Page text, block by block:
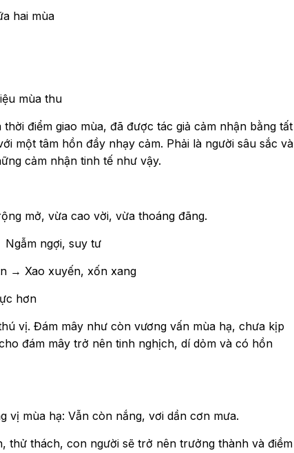
hai mùa
mùa thu
điểm giao mùa, đã được tác giả cảm nhận bằng tất
một tâm hồn đầy nhạy cảm. Phải là người sâu sắc và
cảm nhận tinh tế như vậy.
mở, vừa cao vời, vừa thoáng đãng.
Ngẫm ngợi, suy tư
→ Xao xuyến, xốn xang
hơn
vị. Đám mây như còn vương vấn mùa hạ, chưa kịp
đám mây trở nên tinh nghịch, dí dỏm và có hồn
mùa hạ: Vẫn còn nắng, vơi dần cơn mưa.
thử thách, con người sẽ trở nên trưởng thành và điềm